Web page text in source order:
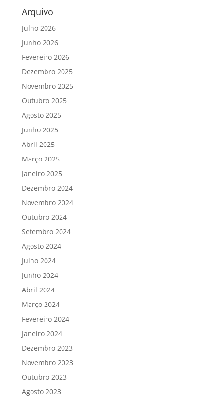
Arquivo
Julho 2026
Junho 2026
Fevereiro 2026
Dezembro 2025
Novembro 2025
Outubro 2025
Agosto 2025
Junho 2025
Abril 2025
Março 2025
Janeiro 2025
Dezembro 2024
Novembro 2024
Outubro 2024
Setembro 2024
Agosto 2024
Julho 2024
Junho 2024
Abril 2024
Março 2024
Fevereiro 2024
Janeiro 2024
Dezembro 2023
Novembro 2023
Outubro 2023
Agosto 2023